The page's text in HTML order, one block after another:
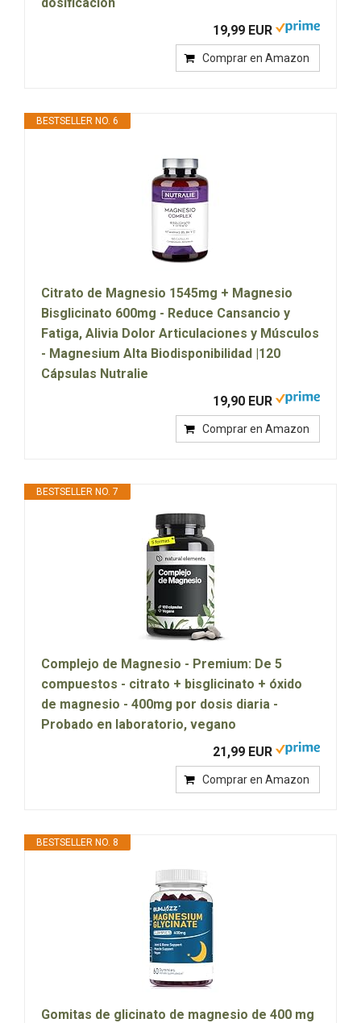
19,99 EUR
Comprar en Amazon
BESTSELLER NO. 6
Citrato de Magnesio 1545mg + Magnesio
Bisglicinato 600mg - Reduce Cansancio y
Fatiga, Alivia Dolor Articulaciones y Músculos
- Magnesium Alta Biodisponibilidad |120
Cápsulas Nutralie
19,90 EUR
Comprar en Amazon
BESTSELLER NO. 7
Complejo de Magnesio - Premium: De 5
compuestos - citrato + bisglicinato + óxido
de magnesio - 400mg por dosis diaria -
Probado en laboratorio, vegano
21,99 EUR
Comprar en Amazon
BESTSELLER NO. 8
Gomitas de glicinato de magnesio de 400 mg